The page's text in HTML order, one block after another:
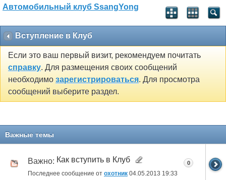
Автомобильный клуб SsangYong
Вступление в Клуб
Если это ваш первый визит, рекомендуем почитать
справку. Для размещения своих сообщений
необходимо зарегистрироваться. Для просмотра
сообщений выберите раздел.
Важные темы
Важно: Как вступить в Клуб
Последнее сообщение от охотник 04.05.2013 19:33
0